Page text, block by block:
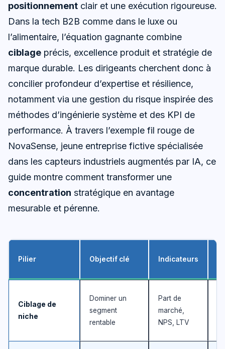
positionnement clair et une exécution rigoureuse.
Dans la tech B2B comme dans le luxe ou
l’alimentaire, l’équation gagnante combine
ciblage précis, excellence produit et stratégie de
marque durable. Les dirigeants cherchent donc à
concilier profondeur d’expertise et résilience,
notamment via une gestion du risque inspirée des
méthodes d’ingénierie système et des KPI de
performance. À travers l’exemple fil rouge de
NovaSense, jeune entreprise fictive spécialisée
dans les capteurs industriels augmentés par IA, ce
guide montre comment transformer une
concentration stratégique en avantage
mesurable et pérenne.
Pilier Objectif clé Indicateurs
Ciblage de
niche
Dominer un
segment
rentable
Part de
marché,
NPS, LTV